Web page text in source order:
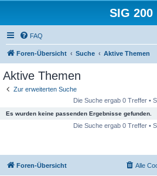
SIG 200
FAQ
Foren-Übersicht Suche Aktive Themen
Aktive Themen
Zur erweiterten Suche
Die Suche ergab 0 Treffer •
Es wurden keine passenden Ergebnisse gefunden.
Die Suche ergab 0 Treffer •
Foren-Übersicht Alle